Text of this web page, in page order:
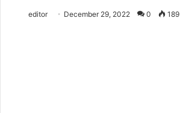
editor December 29, 2022 0 189